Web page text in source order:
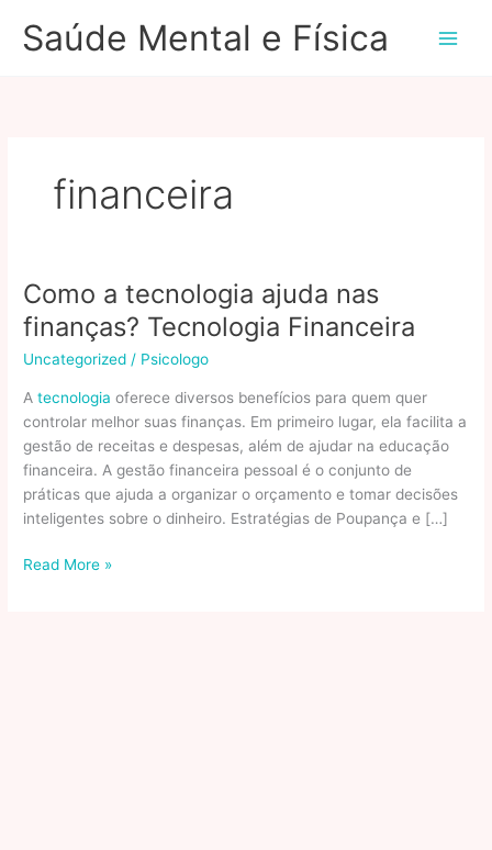
paraSaúde Mental e Física
financeira
Como a tecnologia ajuda nas
finanças? Tecnologia Financeira
Uncategorized / Psicologo
Atecnologia oferece diversos benefícios para quem quer
controlar melhor suas finanças. Em primeiro lugar, ela facilita a
gestão de receitas e despesas, além de ajudar na educação
financeira. A gestão financeira pessoal é o conjunto de
práticas que ajuda a organizar o orçamento e tomar decisões
inteligentes sobre o dinheiro. Estratégias de Poupança e […]
Como
Read More »